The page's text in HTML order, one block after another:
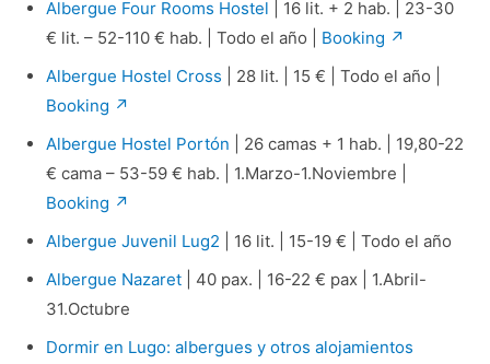
Albergue Four Rooms Hostel | 16 lit. + 2 hab. | 23-30
€ lit. – 52-110 € hab. | Todo el año | Booking ↗
Albergue Hostel Cross | 28 lit. | 15 € | Todo el año |
Booking ↗
Albergue Hostel Portón | 26 camas + 1 hab. | 19,80-22
€ cama – 53-59 € hab. | 1.Marzo-1.Noviembre |
Booking ↗
Albergue Juvenil Lug2 | 16 lit. | 15-19 € | Todo el año
Albergue Nazaret| 40 pax. | 16-22 € pax | 1.Abril-
31.Octubre
Dormir en Lugo: albergues y otros alojamientos